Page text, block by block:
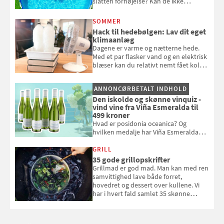
opmærksom, når du smider
badebassinet eller et badedyr ud
SOMMER
Hack til hedebølgen: Lav dit eget
klimaanlæg
Dagene er varme og nætterne hede.
Med et par flasker vand og en elektrisk
blæser kan du relativt nemt fået koldt
og se, hvordan du gør
ANNONCØRBETALT INDHOLD
Den iskolde og skønne vinquiz -
vind vine fra Viña Esmeralda til
499 kroner
Hvad er posidonia oceanica? Og
hvilken medalje har Viña Esmeralda
med i Samvirkes skønne vinquiz, hvor
du kan vinde 6 flasker vin fra Viña
Esmeralda. Konkurrencen slutter 1.
september 2026.
GRILL
35 gode grillopskrifter
Grillmad er god mad. Man kan med ren
samvittighed lave både forret,
hovedret og dessert over kullene. Vi
har i hvert fald samlet 35 skønne